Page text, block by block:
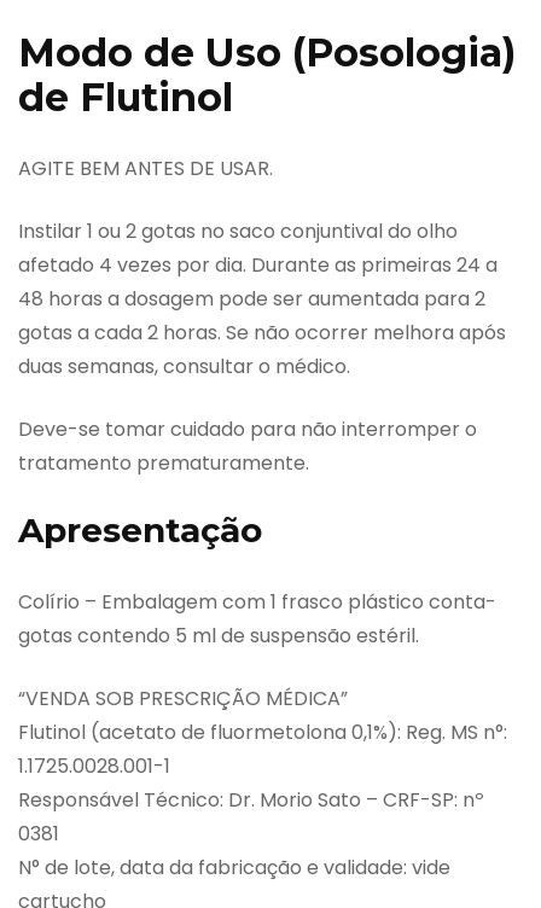
Modo de Uso (Posologia)
de Flutinol
AGITE BEM ANTES DE USAR.
Instilar 1 ou 2 gotas no saco conjuntival do olho
afetado 4 vezes por dia. Durante as primeiras 24 a
48 horas a dosagem pode ser aumentada para 2
gotas a cada 2 horas. Se não ocorrer melhora após
duas semanas, consultar o médico.
Deve-se tomar cuidado para não interromper o
tratamento prematuramente.
Apresentação
Colírio – Embalagem com 1 frasco plástico conta-
gotas contendo 5 ml de suspensão estéril.
“VENDA SOB PRESCRIÇÃO MÉDICA”
Flutinol (acetato de fluormetolona 0,1%): Reg. MS n°:
1.1725.0028.001-1
Responsável Técnico: Dr. Morio Sato – CRF-SP: nº
0381
N° de lote, data da fabricação e validade: vide
cartucho